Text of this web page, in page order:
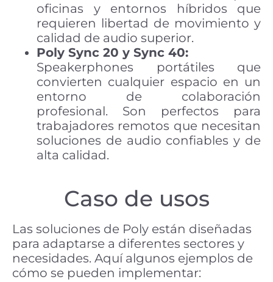
oficinas y entornos híbridos que
requieren libertad de movimiento y
calidad de audio superior.
Poly Sync 20 y Sync 40:
Speakerphones portátiles que
convierten cualquier espacio en un
entorno de colaboración
profesional. Son perfectos para
trabajadores remotos que necesitan
soluciones de audio confiables y de
alta calidad.
Caso de usos
Las soluciones de Poly están diseñadas
para adaptarse a diferentes sectores y
necesidades. Aquí algunos ejemplos de
cómo se pueden implementar: